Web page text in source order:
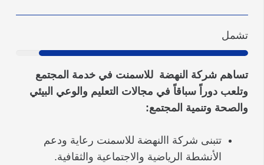
تشمل
تساهم شركة النهضة للاسمنت في خدمة المجتمع
وتلعب دوراً سباقاً في مجالات التعليم والوعي البيئي
والصحة وتنمية المجتمع:
تتبنى شركة االنهضة للاسمنت رعاية ودعم
الأنشطة الرياضية والاجتماعية والثقافية.